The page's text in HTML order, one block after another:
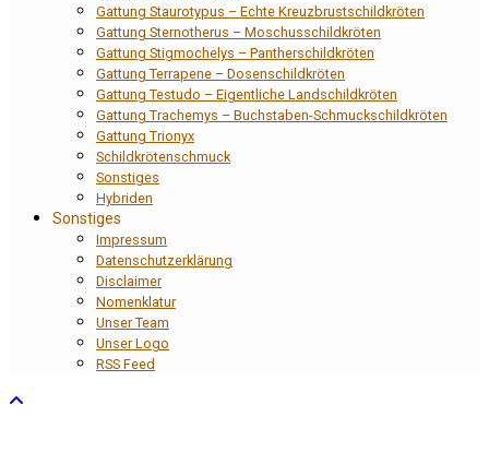
Gattung Staurotypus – Echte Kreuzbrustschildkröten
Gattung Sternotherus – Moschusschildkröten
Gattung Stigmochelys – Pantherschildkröten
Gattung Terrapene – Dosenschildkröten
Gattung Testudo – Eigentliche Landschildkröten
Gattung Trachemys – Buchstaben-Schmuckschildkröten
Gattung Trionyx
Schildkrötenschmuck
Sonstiges
Hybriden
Sonstiges
Impressum
Datenschutzerklärung
Disclaimer
Nomenklatur
Unser Team
Unser Logo
RSS Feed